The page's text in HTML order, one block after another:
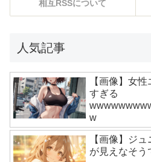
相互RSSについて
人気記事
【画像】女
すぎる
w
【画像】ジ
が見えなそう